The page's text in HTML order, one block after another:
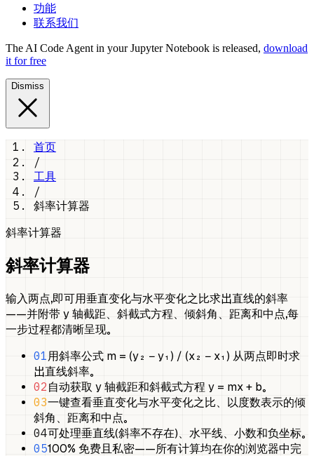
功能
联系我们
The AI Code Agent in your Jupyter Notebook is released, download
it for free
Dismiss
首页
/
工具
/
斜率计算器
斜率计算器
斜率计算器
输入两点，即可用垂直变化与水平变化之比求出直线的斜率
——并附带 y 轴截距、斜截式方程、倾斜角、距离和中点，每
一步过程都清晰呈现。
01用斜率公式 m = (y₂ − y₁) / (x₂ − x₁) 从两点即时求
出直线斜率。
02 自动获取 y 轴截距和斜截式方程 y = mx + b。
03一键查看垂直变化与水平变化之比、以度数表示的倾
斜角、距离和中点。
04可处理垂直线（斜率不存在）、水平线、小数和负坐标。
05100% 免费且私密——所有计算均在你的浏览器中完